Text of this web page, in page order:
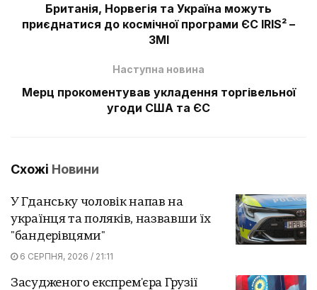
Британія, Норвегія та Україна можуть
приєднатися до космічної програми ЄС IRIS² –
ЗМІ
Наступна новина
Мерц прокоментував укладення торгівельної
угоди США та ЄС
Схожі Новини
У Гданську чоловік напав на
українця та поляків, назвавши їх
"бандерівцями"
6 СЕРПНЯ, 2026 / 21:11
Засудженого експрем'єра Грузії